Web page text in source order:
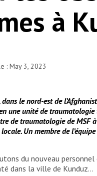
à
: May 3, 2023
le nord-est de
une unité de
de traumatologie de MSF
Un membre de
du nouveau
dans la ville de Kunduz…